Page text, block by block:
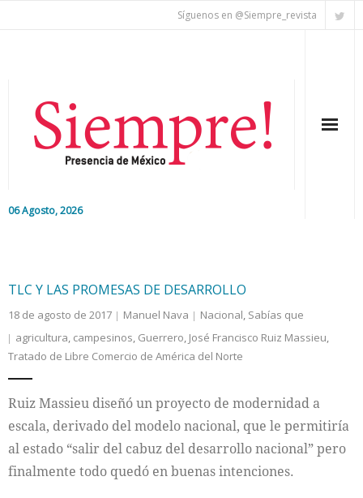
Síguenos en @Siempre_revista
06 Agosto, 2026
Nacional
Colaboradores
Internacional
Cultura
TLC Y LAS PROMESAS DE DESARROLLO
18 de agosto de 2017 Manuel Nava Nacional, Sabías que
agricultura, campesinos, Guerrero, José Francisco Ruiz Massieu,
Tratado de Libre Comercio de América del Norte
Ruiz Massieu diseñó un proyecto de modernidad a
escala, derivado del modelo nacional, que le permitiría
al estado “salir del cabuz del desarrollo nacional” pero
finalmente todo quedó en buenas intenciones.